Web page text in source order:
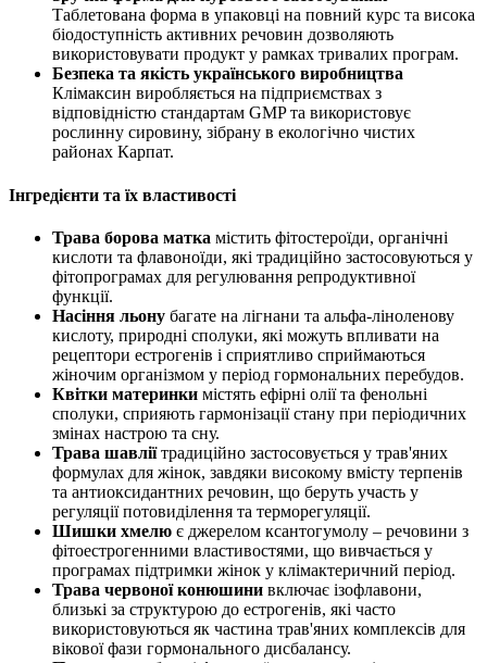
Таблетована форма в упаковці на повний курс та висока
біодоступність активних речовин дозволяють
використовувати продукт у рамках тривалих програм.
Безпека та якість українського виробництва
Клімаксин виробляється на підприємствах з
відповідністю стандартам GMP та використовує
рослинну сировину, зібрану в екологічно чистих
районах Карпат.
Інгредієнти та їх властивості
Трава борова матка містить фітостероїди, органічні
кислоти та флавоноїди, які традиційно застосовуються у
фітопрограмах для регулювання репродуктивної
функції.
Насіння льону багате на лігнани та альфа-ліноленову
кислоту, природні сполуки, які можуть впливати на
рецептори естрогенів і сприятливо сприймаються
жіночим організмом у період гормональних перебудов.
Квітки материнки містять ефірні олії та фенольні
сполуки, сприяють гармонізації стану при періодичних
змінах настрою та сну.
Трава шавліїтрадиційно застосовується у трав'яних
формулах для жінок, завдяки високому вмісту терпенів
та антиоксидантних речовин, що беруть участь у
регуляції потовиділення та терморегуляції.
Шишки хмелю є джерелом ксантогумолу – речовини з
фітоестрогенними властивостями, що вивчається у
програмах підтримки жінок у клімактеричний період.
Трава червоної конюшини включає ізофлавони,
близькі за структурою до естрогенів, які часто
використовуються як частина трав'яних комплексів для
вікової фази гормонального дисбалансу.